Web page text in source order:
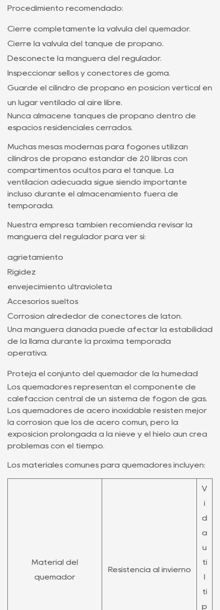
Procedimiento recomendado:
Cierre completamente la válvula del quemador.
Cierre la válvula del tanque de propano.
Desconecte la manguera del regulador.
Inspeccionar sellos y conectores de goma.
Guarde el cilindro de propano en posición vertical en
un lugar ventilado al aire libre.
Nunca almacene tanques de propano dentro de
espacios residenciales cerrados.
Muchas mesas modernas para fogones utilizan
cilindros de propano estándar de 20 libras con
compartimentos ocultos para el tanque. La
ventilación adecuada sigue siendo importante
incluso durante el almacenamiento fuera de
temporada.
Nuestra empresa también recomienda revisar la
manguera del regulador para ver si:
agrietamiento
Rigidez
envejecimiento ultravioleta
Accesorios sueltos
Corrosión alrededor de conectores de latón.
Una manguera dañada puede afectar la estabilidad
de la llama durante la próxima temporada
operativa.
Proteja el conjunto del quemador de la humedad
Los quemadores representan el componente de
calefacción central de un sistema de fogón de gas.
Los quemadores de acero inoxidable resisten mejor
la corrosión que los de acero común, pero la
exposición prolongada a la nieve y el hielo aún crea
problemas con el tiempo.
Los materiales comunes para quemadores incluyen:
Material del
quemador
Resistencia al invierno
V
i
d
a
ú
ti
tí
p